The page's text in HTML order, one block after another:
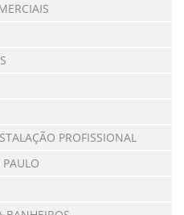
PROFISSIONAL